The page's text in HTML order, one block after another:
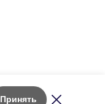
Принять
Лента новостей